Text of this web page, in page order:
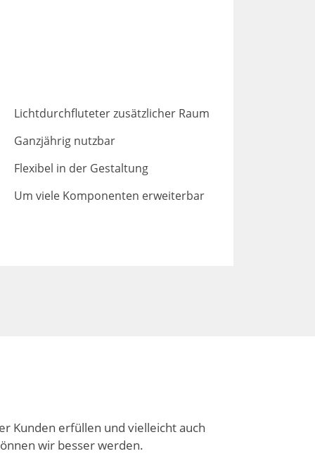
Lichtdurchfluteter zusätzlicher Raum
Ganzjährig nutzbar
Flexibel in der Gestaltung
Um viele Komponenten erweiterbar
Kunden erfüllen und vielleicht auch
wir besser werden.